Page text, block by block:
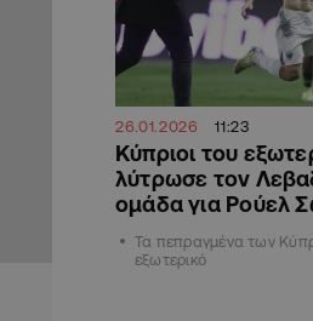
26.01.2026 11:23
Κύπριοι του
λύτρωσε τον
ομάδα για Ρούελ
Τα πεπραγμένα των
εξωτερικό